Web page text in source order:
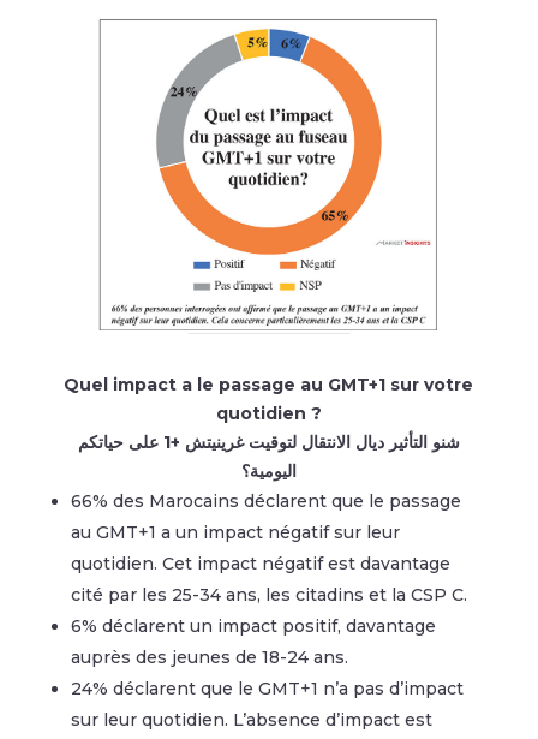
Quel impact a le passage au GMT+1 sur votre
quotidien ?
شنو التأثير ديال اﻻنتقال لتوقيت غرينيتش +1 على حياتكم
اليومية؟
66% des Marocains déclarent que le passage
au GMT+1 a un impact négatif sur leur
quotidien. Cet impact négatif est davantage
cité par les 25-34 ans, les citadins et la CSP C.
6% déclarent un impact positif, davantage
auprès des jeunes de 18-24 ans.
24% déclarent que le GMT+1 n’a pas d’impact
sur leur quotidien. L’absence d’impact est